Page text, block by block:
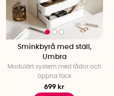
Sminkbyrå med ställ,
Umbra
Modulärt system med lådor och
öppna fack
699 kr